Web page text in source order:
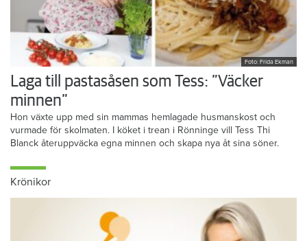
Foto: Frida Ekman
Laga till pastasåsen som Tess: ”Väcker
minnen”
Hon växte upp med sin mammas hemlagade husmanskost och
vurmade för skolmaten. I köket i trean i Rönninge vill Tess Thi
Blanck återuppväcka egna minnen och skapa nya åt sina söner.
Krönikor